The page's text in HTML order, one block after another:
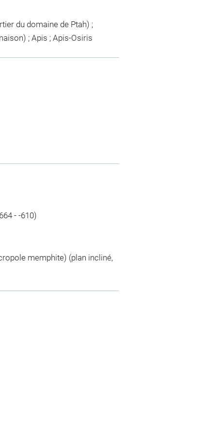
du domaine de Ptah) ;
; Apis ; Apis-Osiris
- -610)
memphite) (plan incliné,